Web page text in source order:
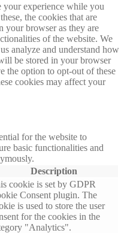
your experience while you
the cookies that are
your browser as they are
of the website. We
analyze and understand how
be stored in your browser
the option to opt-out of these
cookies may affect your
for the website to
basic functionalities and
Description
cookie is set by GDPR
Consent plugin. The
is used to store the user
for the cookies in the
"Analytics".